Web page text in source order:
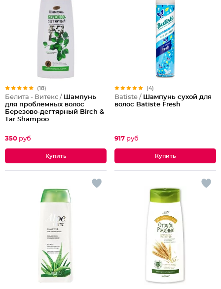
(18)
Белита - Витекс / Шампунь
для проблемных волос
Березово-дегтярный Birch &
Tar Shampoo
350 руб
(4)
Batiste / Шампунь сухой для
волос Batiste Fresh
917 руб